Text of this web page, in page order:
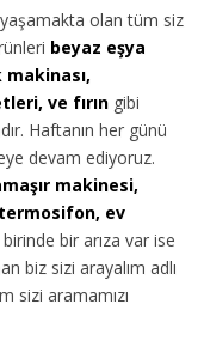
olan tüm siz
beyaz eşya
makinası,
ve fırın gibi
Haftanın her günü
devam ediyoruz.
makinesi,
ev
bir arıza var ise
biz sizi arayalım adlı
sizi aramamızı